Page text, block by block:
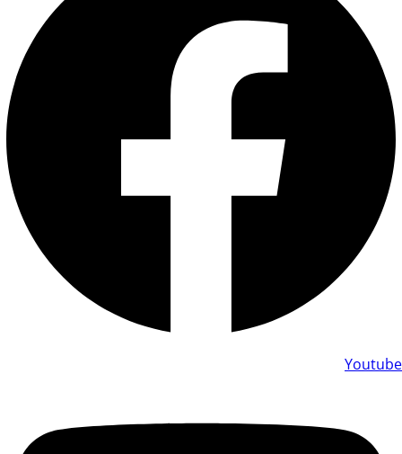
Youtube